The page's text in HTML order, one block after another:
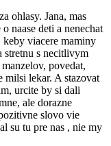
ohlasy. Jana, mas
naase deti a nenechat
viacere maminy
stretnu s necitlivym
povedat,
milsi lekar. A stazovat
urcite by si dali
ale dorazne
slovo vie
su tu pre nas , nie my